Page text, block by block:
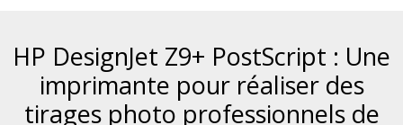
HP DesignJet Z9+ PostScript : Une
imprimante pour réaliser des
tirages photo professionnels de